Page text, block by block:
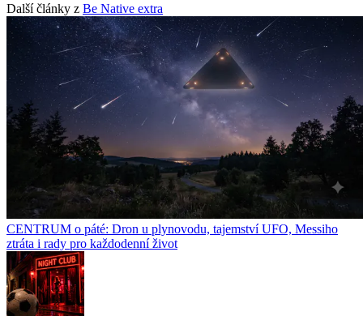
Další články z Be Native extra
CENTRUM o páté: Dron u plynovodu, tajemství UFO, Messiho
ztráta i rady pro každodenní život